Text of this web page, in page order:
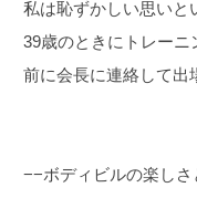
私は恥ずかしい思いと
39歳のときにトレー
前に会長に連絡して出
−−ボディビルの楽しさ